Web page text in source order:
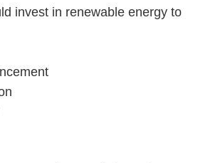
invest in renewable energy to